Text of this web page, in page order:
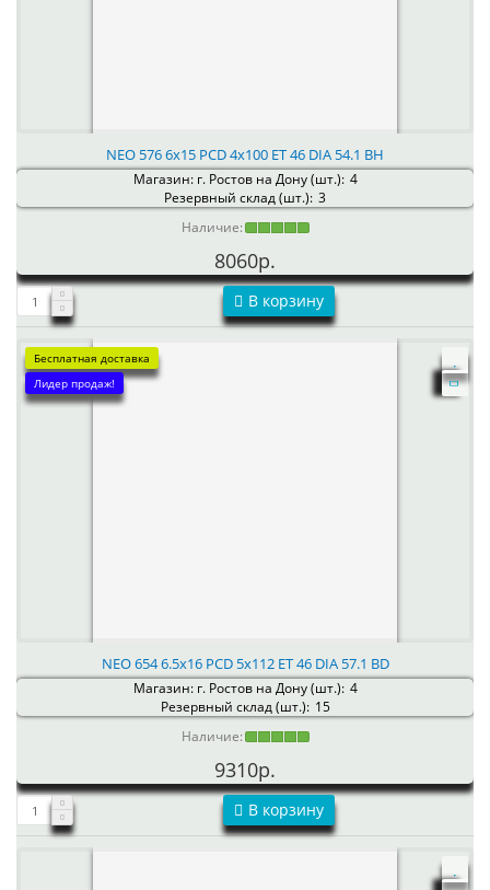
NEO 576 6x15 PCD 4x100 ET 46 DIA 54.1 BH
Магазин: г. Ростов на Дону (шт.): 4
Резервный склад (шт.): 3
Наличие:
8060р.
В корзину
Бесплатная доставка
Лидер продаж!
NEO 654 6.5x16 PCD 5x112 ET 46 DIA 57.1 BD
Магазин: г. Ростов на Дону (шт.): 4
Резервный склад (шт.): 15
Наличие:
9310р.
В корзину